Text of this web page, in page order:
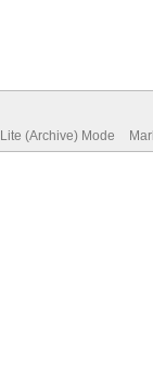
Lite (Archive) Mode